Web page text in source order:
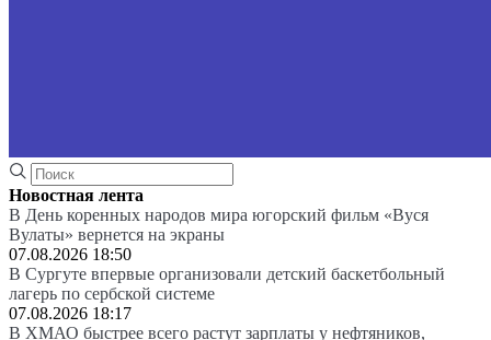
Новостная лента
В День коренных народов мира югорский фильм «Вуся
Вулаты» вернется на экраны
07.08.2026 18:50
В Сургуте впервые организовали детский баскетбольный
лагерь по сербской системе
07.08.2026 18:17
В ХМАО быстрее всего растут зарплаты у нефтяников,